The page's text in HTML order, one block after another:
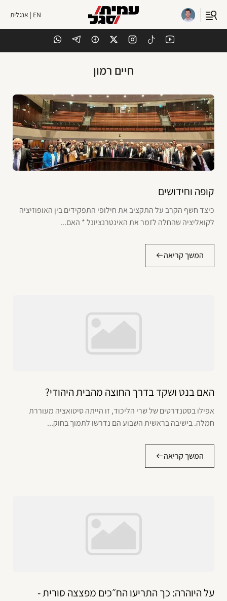
EN | אנגלית
חיים רמון
קופה וחידושים
כיצד חשף הקרב על התקציב את חילופי התפקידים בין האופוזיציה
לקואליציה שהחלה לזמר את האינטרנציונל * האם...
המשך קריאה
האם בנט ושקד בדרך החוצה מהבית היהודי?
אפילו בסטנדרטים של שרי הליכוד, זו הייתה סיטואציה מעוררת
חמלה. בישיבה בראשית השבוע הם נדרשו לתמוך בחוק...
המשך קריאה
על היוהרה: כך התריעו הח״כים מפצצה סורית -